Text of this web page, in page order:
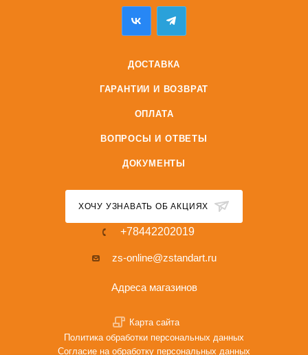
ДОСТАВКА
ГАРАНТИИ И ВОЗВРАТ
ОПЛАТА
ВОПРОСЫ И ОТВЕТЫ
ДОКУМЕНТЫ
ХОЧУ УЗНАВАТЬ ОБ АКЦИЯХ
+78442202019
zs-online@zstandart.ru
Адреса магазинов
Карта сайта
Политика обработки персональных данных
Согласие на обработку персональных данных